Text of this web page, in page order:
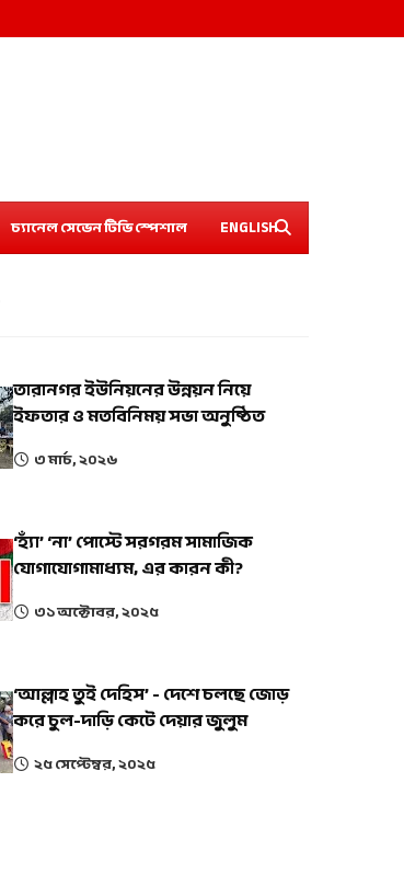
চ্যানেল সেভেন টিভি স্পেশাল ENGLISH
তারানগর ইউনিয়নের উন্নয়ন নিয়ে
ইফতার ও মতবিনিময় সভা অনুষ্ঠিত
৩ মার্চ, ২০২৬
‘হ্যাঁ’ ‘না’ পোস্টে সরগরম সামাজিক
যোগাযোগামাধ্যম, এর কারন কী?
৩১ অক্টোবর, ২০২৫
‘আল্লাহ তুই দেহিস’ - দেশে চলছে জোড়
করে চুল-দাড়ি কেটে দেয়ার জুলুম
২৫ সেপ্টেম্বর, ২০২৫